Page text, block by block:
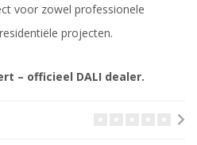
voor zowel professionele
projecten.
– officieel DALI dealer.